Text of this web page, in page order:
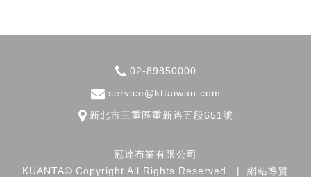
02-89850000
service@kttaiwan.com
新北市三重區重新路五段651號
冠達布業有限公司
KUANTA© Copyright All Rights Reserved.
| 網站導覽